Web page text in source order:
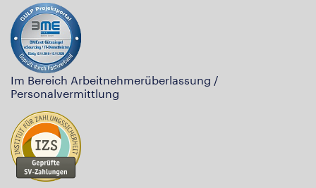
Im Bereich Arbeitnehmerüberlassung /
Personalvermittlung